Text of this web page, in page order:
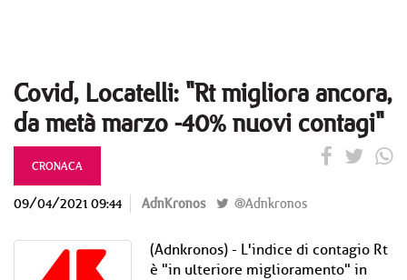
Covid, Locatelli: "Rt migliora ancora,
da metà marzo -40% nuovi contagi"
CRONACA
09/04/2021 09:44 AdnKronos @Adnkronos
(Adnkronos) - L'indice di contagio Rt
è "in ulteriore miglioramento" in